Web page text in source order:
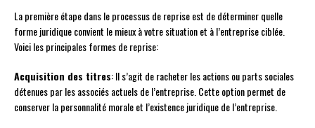
La première étape dans le processus de reprise est de déterminer quelle
forme juridique convient le mieux à votre situation et à l’entreprise ciblée.
Voici les principales formes de reprise:
Acquisition des titres: Il s’agit de racheter les actions ou parts sociales
détenues par les associés actuels de l’entreprise. Cette option permet de
conserver la personnalité morale et l’existence juridique de l’entreprise.